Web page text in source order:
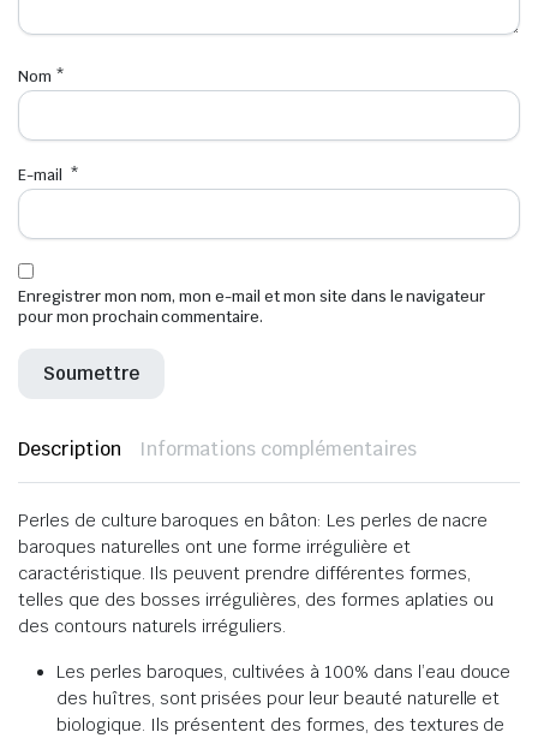
Nom *
E-mail *
Enregistrer mon nom, mon e-mail et mon site dans le navigateur
pour mon prochain commentaire.
Description Informations complémentaires
Perles de culture baroques en bâton: Les perles de nacre
baroques naturelles ont une forme irrégulière et
caractéristique. Ils peuvent prendre différentes formes,
telles que des bosses irrégulières, des formes aplaties ou
des contours naturels irréguliers.
Les perles baroques, cultivées à 100% dans l’eau douce
des huîtres, sont prisées pour leur beauté naturelle et
biologique. Ils présentent des formes, des textures de